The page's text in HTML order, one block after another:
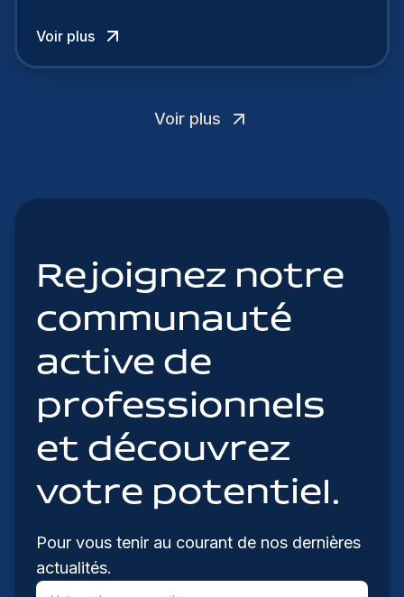
Voir plus
Voir plus
Rejoignez notre
communauté
active de
professionnels
et découvrez
votre potentiel.
Pour vous tenir au courant de nos dernières
actualités.